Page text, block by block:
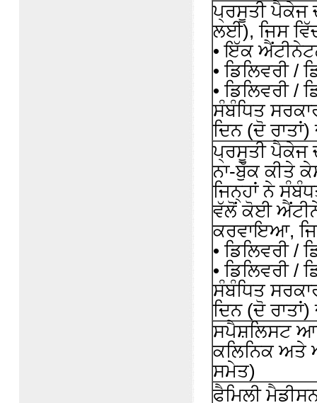
ਪ੍ਰਸੂਤੀ ਪੈਕੇਜ
ਲਈ), ਜਿਸ
• ਇੱਕ
• ਡਿਲਿਵਰੀ /
• ਡਿਲਿਵਰੀ /
ਸੰਬੰਧਿਤ
ਦਿਨ (ਦੋ ਰਾਤਾਂ)
ਪ੍ਰਸੂਤੀ ਪੈਕੇਜ
ਨਾ-ਬੁੱਕ ਕੀਤੇ
ਜਿਨ੍ਹਾਂ ਨੇ
ਵੱਲੋਂ ਕੋਈ
ਕਰਵਾਇਆ,
• ਡਿਲਿਵਰੀ /
• ਡਿਲਿਵਰੀ /
ਸੰਬੰਧਿਤ
ਦਿਨ (ਦੋ ਰਾਤਾਂ)
ਸਪੈਸ਼ਲਿਸਟ
ਕਲਿਨਿਕ ਅਤੇ
ਸਮੇਤ)
ਫੈਮਿਲੀ